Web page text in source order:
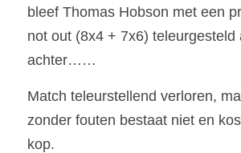
bleef Thomas Hobson met een
not out (8x4 + 7x6) teleurgesteld
achter……
Match teleurstellend verloren,
zonder fouten bestaat niet en
kop.